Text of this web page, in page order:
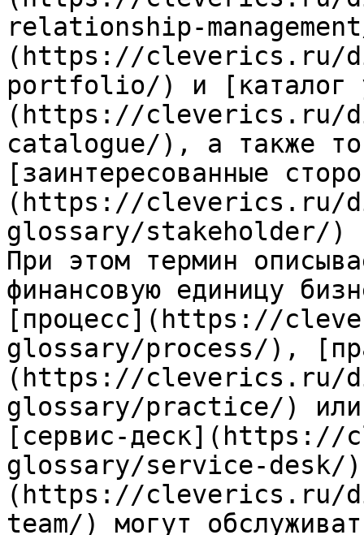
relationship-
(https://cleverics.ru/
portfolio/) и [каталог
(https://cleverics.ru/
catalogue/), а также
[заинтересованные
(https://cleverics.ru/
glossary/stakeholder/) и
При этом термин
финансовую единицу
[процесс](https://
glossary/process/),
(https://cleverics.ru/
glossary/practice/) или
[сервис-
glossary/service-desk/)
(https://cleverics.ru/
team/) могут